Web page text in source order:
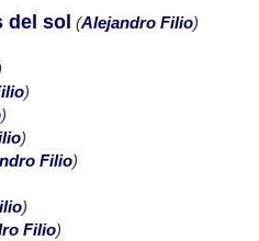
del sol (Alejandro Filio)
)
)
)
Filio)
)
Filio)